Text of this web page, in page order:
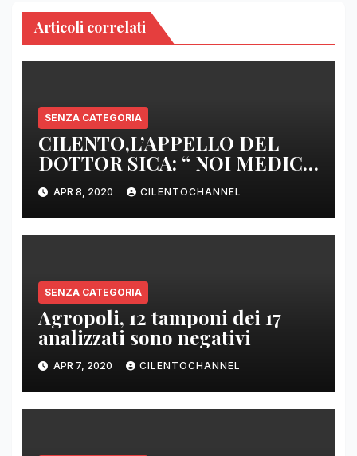
Articoli correlati
SENZA CATEGORIA
CILENTO,L’APPELLO DEL
DOTTOR SICA: “ NOI MEDICI
DI BASE SIAMO SENZA ARMI
E SENZA PRESIDI”
APR 8, 2020 CILENTOCHANNEL
SENZA CATEGORIA
Agropoli, 12 tamponi dei 17
analizzati sono negativi
APR 7, 2020 CILENTOCHANNEL